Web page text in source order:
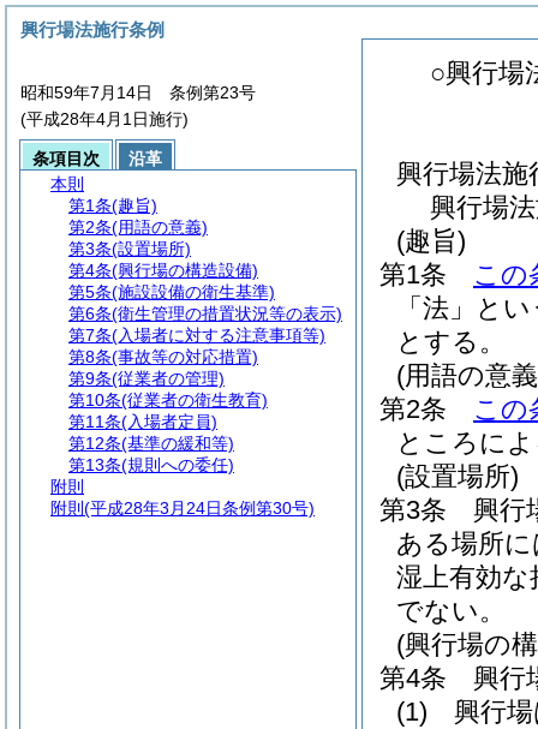
○興行場
興行場法
興行場
(趣旨)
第1条
この
「法」と
とする。
(用語の意
第2条
この
ところに
(設置場所)
第3条
興行
ある場所
湿上有効
でない。
(興行場の
第4条
興行
(1)
興行
興行場法施行条例
昭和59年7月14日 条例第23号
(平成28年4月1日施行)
条項目次
沿革
本則
第1条(趣旨)
第2条(用語の意義)
第3条(設置場所)
第4条(興行場の構造設備)
第5条(施設設備の衛生基準)
第6条(衛生管理の措置状況等の表示)
第7条(入場者に対する注意事項等)
第8条(事故等の対応措置)
第9条(従業者の管理)
第10条(従業者の衛生教育)
第11条(入場者定員)
第12条(基準の緩和等)
第13条(規則への委任)
附則
附則 (平成28年3月24日条例第30号)